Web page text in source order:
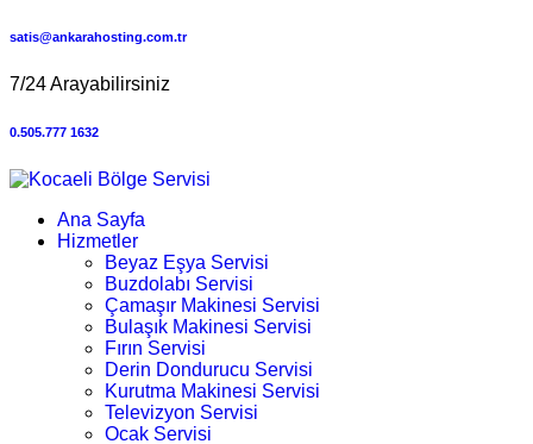
satis@ankarahosting.com.tr
7/24 Arayabilirsiniz
0.505.777 1632
Ana Sayfa
Hizmetler
Beyaz Eşya Servisi
Buzdolabı Servisi
Çamaşır Makinesi Servisi
Bulaşık Makinesi Servisi
Fırın Servisi
Derin Dondurucu Servisi
Kurutma Makinesi Servisi
Televizyon Servisi
Ocak Servisi